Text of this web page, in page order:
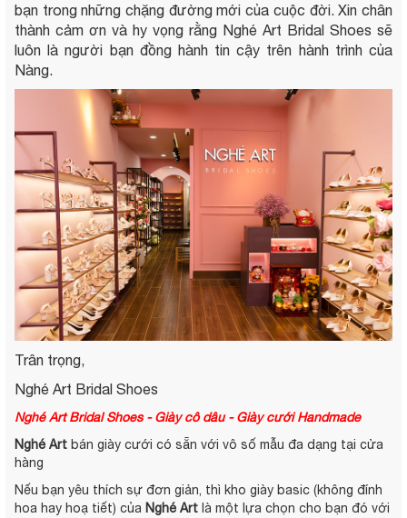
bạn trong những chặng đường mới của cuộc đời. Xin chân
thành cảm ơn và hy vọng rằng Nghé Art Bridal Shoes sẽ
luôn là người bạn đồng hành tin cậy trên hành trình của
Nàng.
Trân trọng,
Nghé Art Bridal Shoes
Nghé Art Bridal Shoes - Giày cô dâu - Giày cưới Handmade
Nghé Art bán giày cưới có sẵn với vô số mẫu đa dạng tại cửa
hàng
Nếu bạn yêu thích sự đơn giản, thì kho giày basic (không đính
hoa hay hoạ tiết) của Nghé Art là một lựa chọn cho bạn đó với